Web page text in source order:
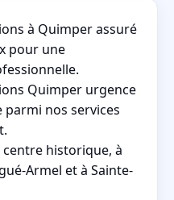
à Quimper assuré
pour une
Quimper urgence
nos services
historique, à
Armel et à Sainte-